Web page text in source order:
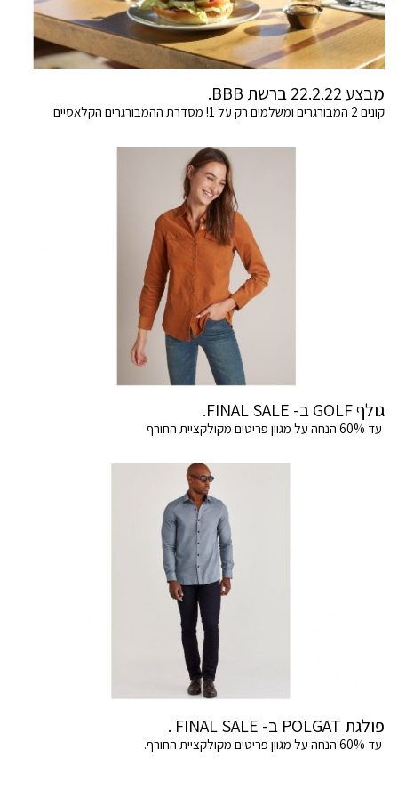
מבצע 22.2.22 ברשת BBB.
קונים 2 המבורגרים ומשלמים רק על 1! מסדרת ההמבורגרים הקלאסיים.
גולף GOLF ב- FINAL SALE.
עד 60% הנחה על מגוון פריטים מקולקציית החורף
פולגת POLGAT ב- FINAL SALE .
עד 60% הנחה על מגוון פריטים מקולקציית החורף.